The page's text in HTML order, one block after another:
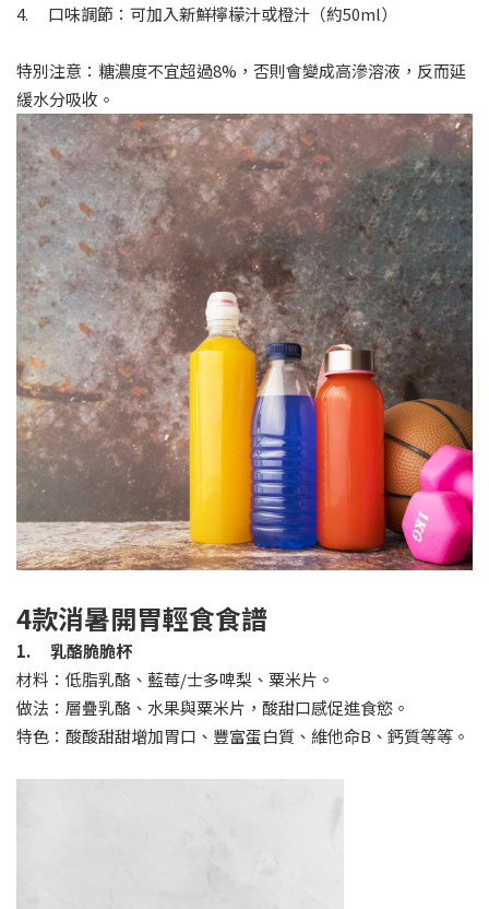
4. 口味調節：可加入新鮮檸檬汁或橙汁（約50ml）
特別注意：糖濃度不宜超過8%，否則會變成高滲溶液，反而延
緩水分吸收。
4款消暑開胃輕食食譜
1. 乳酪脆脆杯
材料：低脂乳酪、藍莓/士多啤梨、粟米片。
做法：層疊乳酪、水果與粟米片，酸甜口感促進食慾。
特色：酸酸甜甜增加胃口、豐富蛋白質、維他命B、鈣質等等。